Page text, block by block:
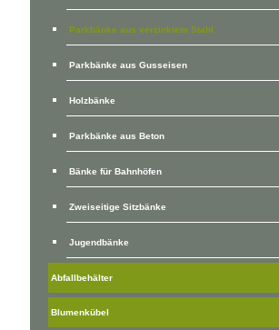
Parkbänke aus verzinktem Stahl
Parkbänke aus Gusseisen
Holzbänke
Parkbänke aus Beton
Bänke für Bahnhöfen
Zweiseitige Sitzbänke
Jugendbänke
Abfallbehälter
Blumenkübel